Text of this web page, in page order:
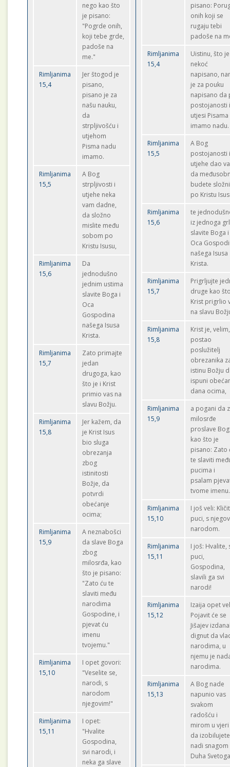
nego kao što
je pisano:
"Pogrde onih,
koji tebe grde,
padoše na
me."
Rimljanima
15,4
Jer štogod je
pisano,
pisano je za
našu nauku,
da
strpljivošću i
utjehom
Pisma nadu
imamo.
Rimljanima
15,5
A Bog
strpljivosti i
utjehe neka
vam dadne,
da složno
mislite među
sobom po
Kristu Isusu,
Rimljanima
15,6
Da
jednodušno
jednim ustima
slavite Boga i
Oca
Gospodina
našega Isusa
Krista.
Rimljanima
15,7
Zato primajte
jedan
drugoga, kao
što je i Krist
primio vas na
slavu Božju.
Rimljanima
15,8
Jer kažem, da
je Krist Isus
bio sluga
obrezanja
zbog
istinitosti
Božje, da
potvrdi
obećanje
ocima;
Rimljanima
15,9
A neznabošci
da slave Boga
zbog
milosrđa, kao
što je pisano:
"Zato ću te
slaviti među
narodima
Gospodine, i
pjevat ću
imenu
tvojemu."
Rimljanima
15,10
I opet govori:
"Veselite se,
narodi, s
narodom
njegovim!"
Rimljanima
15,11
I opet:
"Hvalite
Gospodina,
svi narodi, i
neka ga slave
pisano:
onih koji se
rugaju tebi
padoše na
Rimljanima
15,4
Uistinu, što je
nekoć
napisano,
je za pouku
napisano da
postojanosti
utjesi Pisama
imamo nadu.
Rimljanima
15,5
A Bog
postojanosti
utjehe dao
da
budete složni
po Kristu
Rimljanima
15,6
te
iz jednoga
slavite Boga i
Oca
našega Isusa
Krista.
Rimljanima
15,7
Prigrljujte
druge kao
Krist prigrlio
na slavu
Rimljanima
15,8
Krist je, velim,
postao
poslužitelj
obrezanika
istinu Božju
ispuni
dana ocima,
Rimljanima
15,9
a pogani da
milosrđe
proslave
kao što je
pisano: Zato
te slaviti
pucima i
psalam
tvome imenu.
Rimljanima
15,10
I još veli:
puci, s
narodom.
Rimljanima
15,11
I još: Hvalite,
puci,
Gospodina,
slavili ga svi
narodi!
Rimljanima
15,12
Izaija opet
Pojavit će se
Jišajev
dignut da
narodima, u
njemu je
narodima.
Rimljanima
15,13
A Bog nade
napunio vas
svakom
radošću i
mirom u vjeri
da
nadi snagom
Duha